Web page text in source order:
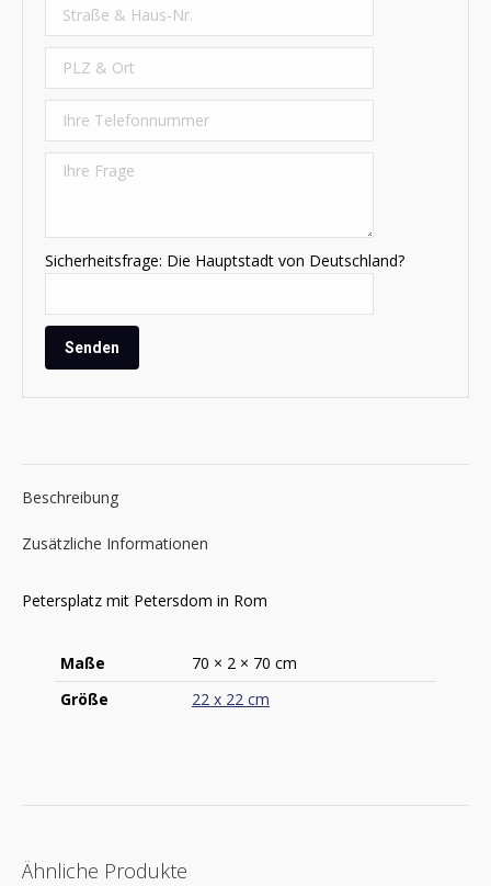
Sicherheitsfrage: Die Hauptstadt von Deutschland?
Beschreibung
Zusätzliche Informationen
Petersplatz mit Petersdom in Rom
Maße
70 × 2 × 70 cm
Größe
22 x 22 cm
Ähnliche Produkte